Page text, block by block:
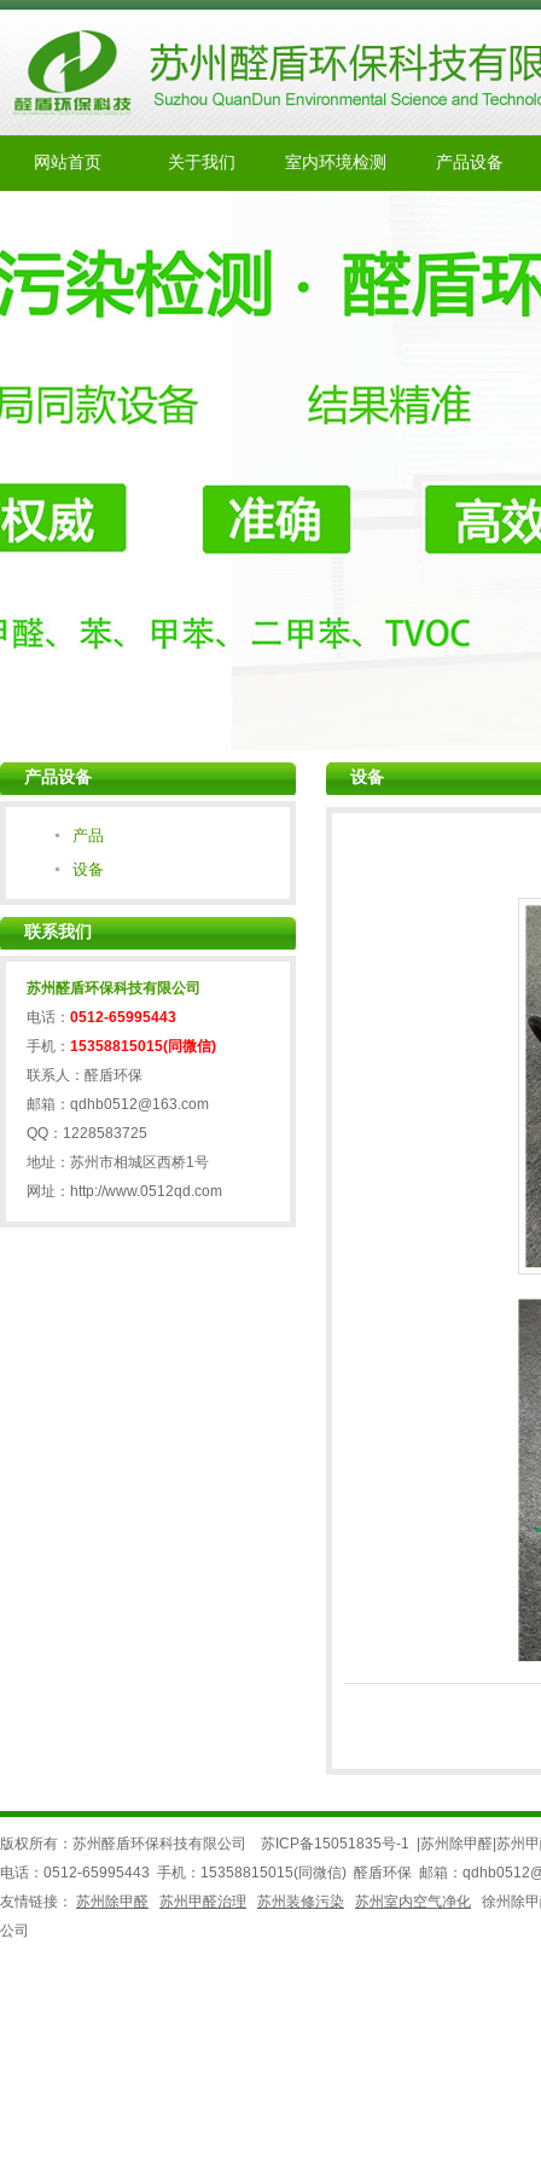
网站首页 关于我们 室内环境检测 产品设备
产品设备
产品
设备
联系我们
苏州醛盾环保科技有限公司
电话：0512-65995443
手机：15358815015(同微信)
联系人：醛盾环保
邮箱：qdhb0512@163.com
QQ：1228583725
地址：苏州市相城区西桥1号
网址：http://www.0512qd.com
设备
版权所有：苏州醛盾环保科技有限公司 苏ICP备15051835号-1 苏州除甲醛 苏州
电话：0512-65995443 手机：15358815015(同微信) 醛盾环保 邮箱：
友情链接： 苏州除甲醛 苏州甲醛治理 苏州装修污染 苏州室内空气净化
徐州除
公司